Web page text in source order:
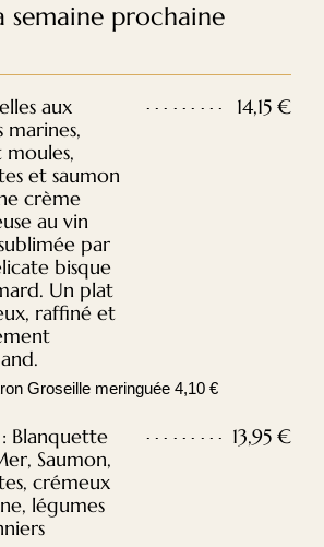
semaine prochaine
aux
marines,
moules,
et saumon
crème
au vin
par
bisque
Un plat
raffiné et
14,15 €
Groseille meringuée 4,10 €
: Blanquette
Saumon,
crémeux
légumes
13,95 €